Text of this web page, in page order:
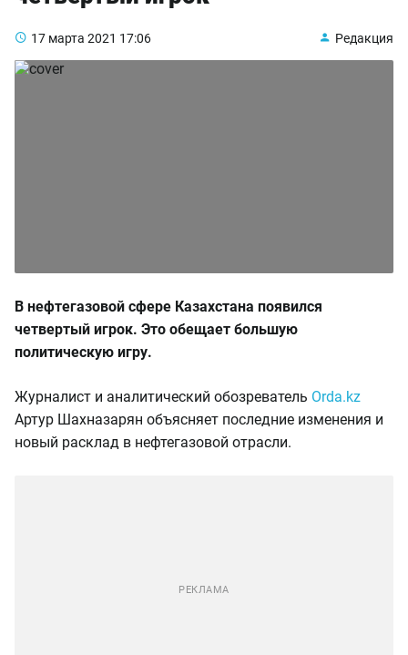
17 марта 2021 17:06 Редакция
В нефтегазовой сфере Казахстана появился
четвертый игрок. Это обещает большую
политическую игру.
Журналист и аналитический обозреватель Orda.kz
Артур Шахназарян объясняет последние изменения и
новый расклад в нефтегазовой отрасли.